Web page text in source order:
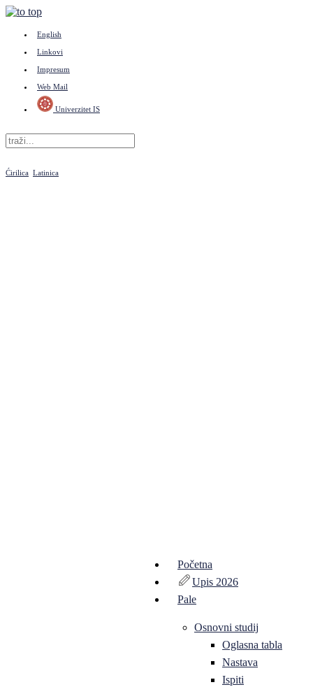
English
Linkovi
Impresum
Web Mail
Univerzitet IS
Ćirilica Latinica
Početna
Upis 2026
Pale
Osnovni studij
Oglasna tabla
Nastava
Ispiti